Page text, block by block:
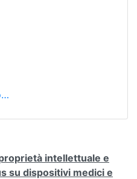
intellettuale e
su dispositivi medici e